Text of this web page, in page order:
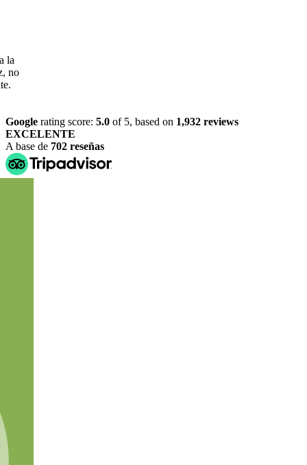
Google rating score: 5.0 of 5, based on 1,932 reviews
EXCELENTE
A base de 702 reseñas